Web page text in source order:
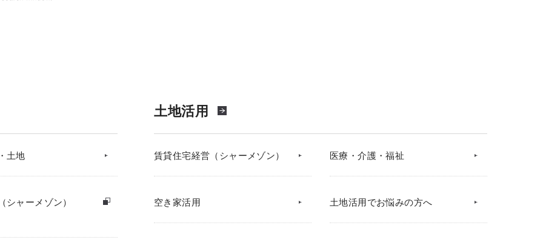
土地
シャーメゾン）
土地活用
賃貸住宅経営（シャーメゾン） 医療・介護・福祉
空き家活用 土地活用でお悩みの方へ